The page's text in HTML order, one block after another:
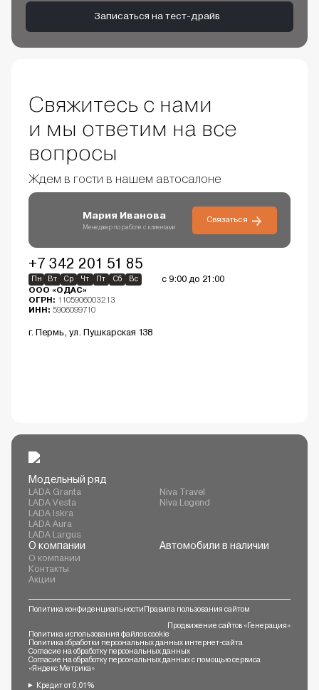
Записаться на тест-драйв
Свяжитесь с нами
и мы ответим на все
вопросы
Ждем в гости в нашем автосалоне
Мария Иванова
Менеджер по работе с клиентами
Связаться
+7 342 201 51 85
Пн Вт Ср Чт Пт Сб Вс с 9:00 до 21:00
ООО «ОДАС»
ОГРН: 1105906003213
ИНН: 5906099710
г. Пермь, ул. Пушкарская 138
Модельный ряд
LADA Granta
LADA Vesta
LADA Iskra
LADA Aura
LADA Largus
Niva Travel
Niva Legend
О компании
О компании
Контакты
Акции
Автомобили в наличии
Политика конфиденциальности Правила пользования сайтом
Продвижение сайтов «Генерация»
Политика использования файлов cookie
Политика обработки персональных данных интернет-сайта
Согласие на обработку персональных данных
Согласие на обработку персональных данных с помощью сервиса
«Яндекс Метрика»
Кредит от 0,01%